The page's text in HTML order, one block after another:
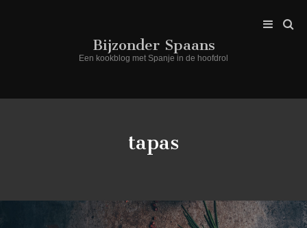
Bijzonder Spaans
Een kookblog met Spanje in de hoofdrol
tapas